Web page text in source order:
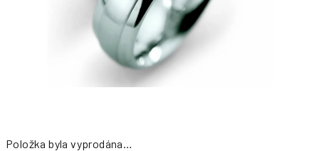
Položka byla vyprodána…